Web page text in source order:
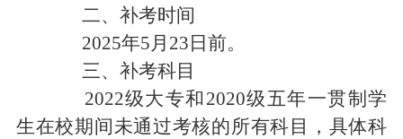
二、补考时间
2025年5月 23 日 前。
三、 补考科目
2022级大专和2020级五年一贯制学
生在校期间未通过考核的所有科目，具体科